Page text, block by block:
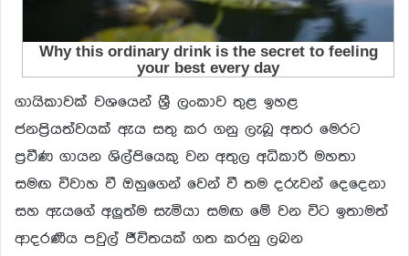
ගායිකාවක් වශයෙන් ශ්‍රී ලංකාව තුළ ඉහළ
ජනප්‍රියත්වයක් ඇය සතු කර ගනු ලැබූ අතර මෙරට
ප්‍රවීණ ගායන ශිල්පියෙකු වන අතුල අධිකාරි මහතා
සමඟ විවාහ වී ඔහුගෙන් වෙන් වී තම දරුවන් දෙදෙනා
සහ ඇයගේ අලුත්ම සැමියා සමඟ මේ වන විට ඉතාමත්
ආදරණීය පවුල් ජීවිතයක් ගත කරනු ලබන